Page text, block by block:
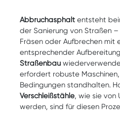
Abbruchasphalt entsteht
der Sanierung von Straßen
Fräsen oder Aufbrechen mit
entsprechender
Straßenbau
erfordert robuste
Bedingungen standhalten.
Verschleißstähle, wie sie von
werden, sind für diesen